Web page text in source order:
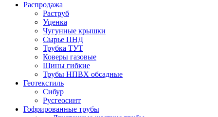
Распродажа
Раструб
Уценка
Чугунные крышки
Сырье ПНД
Трубка ТУТ
Коверы газовые
Шины гибкие
Трубы НПВХ обсадные
Геотекстиль
Сибур
Русгеосинт
Гофрированные трубы